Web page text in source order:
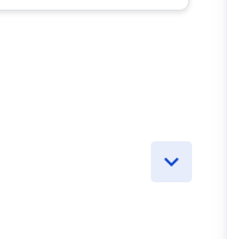
keyboard_arrow_down